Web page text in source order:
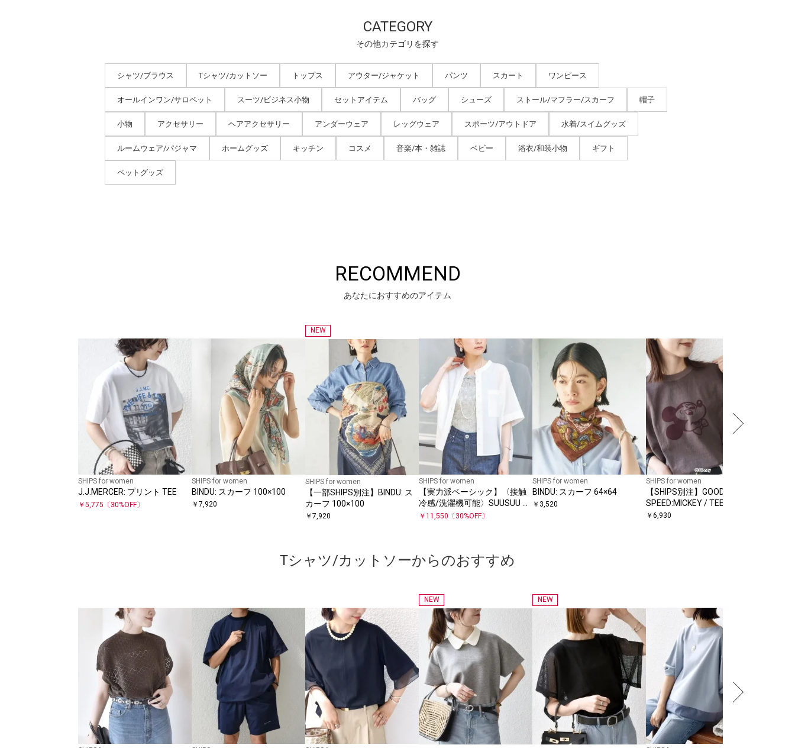
CATEGORY
その他カテゴリを探す
シャツ/ブラウス Tシャツ/カットソー トップス アウター/ジャケット パンツ スカート ワンピース
オールインワン/サロペット スーツ/ビジネス小物 セットアイテム バッグ シューズ ストール/マフラー/スカーフ 帽子
小物 アクセサリー ヘアアクセサリー アンダーウェア レッグウェア スポーツ/アウトドア 水着/スイムグッズ
ルームウェア/パジャマ ホームグッズ キッチン コスメ 音楽/本・雑誌 ベビー 浴衣/和装小物 ギフト
ペットグッズ
RECOMMEND
あなたにおすすめのアイテム
SHIPS for women
J.J.MERCER: プリント TEE
￥ 5,775 〔 30%OFF〕
SHIPS for women
BINDU: スカーフ 100×100
￥ 7,920
NEW
SHIPS for women
【一部SHIPS別注】BINDU: ス
カーフ 100×100
￥ 7,920
SHIPS for women
【実力派ベーシック】〈接触
冷感/洗濯機可能〉SUUSUU バ
ンドカラー 半袖 シャツ
￥ 11,550 〔 30%OFF〕
SHIPS for women
BINDU: スカーフ 64×64
￥ 3,520
SHIPS for women
【SHIPS別注】GOOD ROCK
SPEED:MICKEY / TEE
￥ 6,930
Tシャツ/カットソーからのおすすめ
NEW NEW